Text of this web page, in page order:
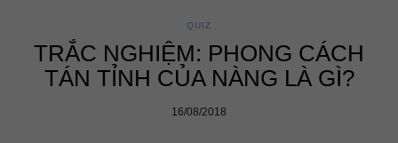
QUIZ
TRẮC NGHIỆM: PHONG CÁCH
TÁN TỈNH CỦA NÀNG LÀ GÌ?
16/08/2018